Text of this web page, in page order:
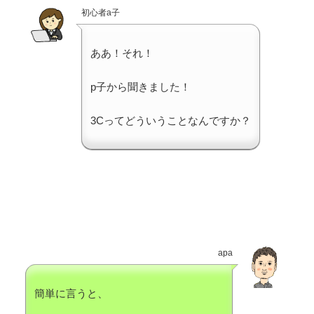
初心者a子
ああ！それ！
p子から聞きました！
3Cってどういうことなんですか？
apa
簡単に言うと、